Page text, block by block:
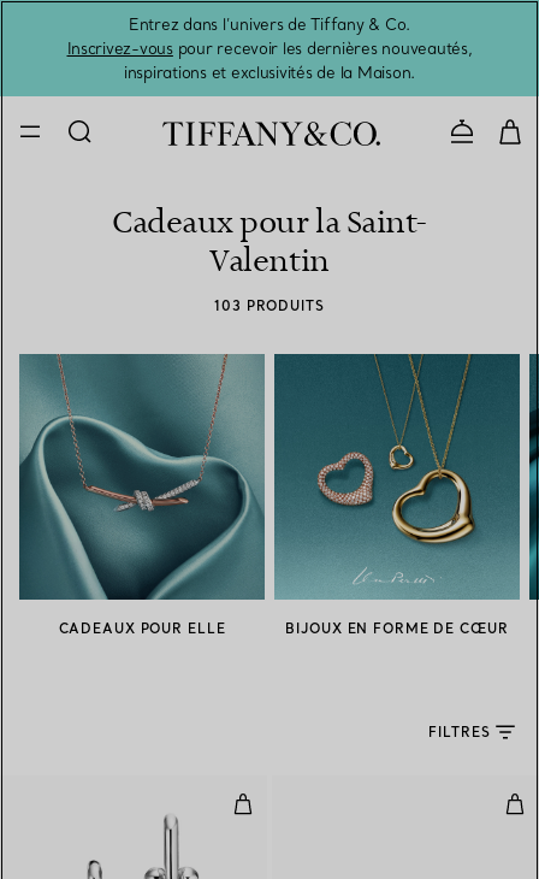
Entrez dans l’univers de Tiffany & Co.
Inscrivez-vouspour recevoir les dernières nouveautés,
inspirations et exclusivités de la Maison.
Cadeaux pour la Saint-
Valentin
103 PRODUITS
CADEAUX POUR ELLE BIJOUX EN FORME DE CŒUR
FILTRES
Boucles d’oreilles à maillons